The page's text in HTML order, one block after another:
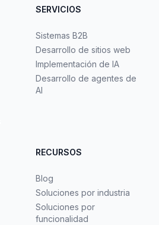
SERVICIOS
Sistemas B2B
Desarrollo de sitios web
Implementación de IA
Desarrollo de agentes de
AI
RECURSOS
Blog
Soluciones por industria
Soluciones por
funcionalidad